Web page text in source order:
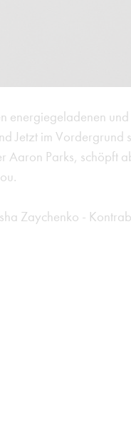
energiegeladenen
Jetzt im Vordergrund
Aaron Parks, schöpft
Zaychenko -